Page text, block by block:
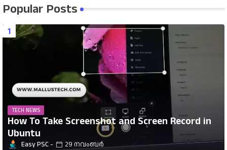
Popular Posts
TECH NEWS
How To Take Screenshot and Screen Record in
Ubuntu
Easy PSC 29 നവംബർ